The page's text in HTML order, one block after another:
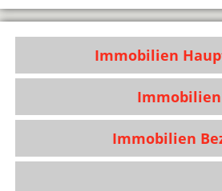
Immobilien
Immobilien
Immobilien